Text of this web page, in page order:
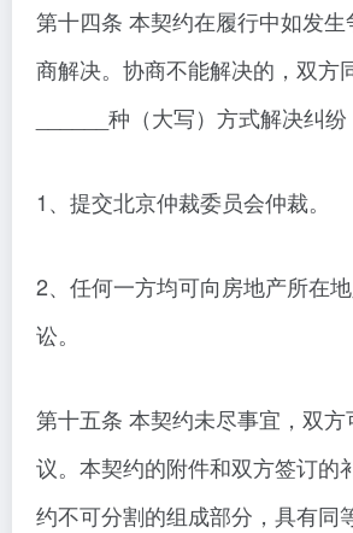
第十四条 本契约在履行中如发
商解决。协商不能解决的，双方
______种（大写）方式解决纠纷
1、提交北京仲裁委员会仲裁。
2、任何一方均可向房地产所在
讼。
第十五条 本契约未尽事宜，双
议。本契约的附件和双方签订的
约不可分割的组成部分，具有同